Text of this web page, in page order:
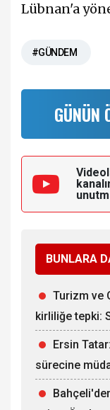
Lübnan'a
#GÜNDEM
GÜNÜN
BUNLARA
Turizm ve
kirliliğe tepki:
Ersin
sürecine